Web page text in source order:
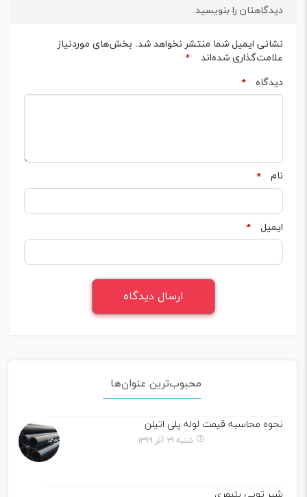
دیدگاهتان را بنویسید
نشانی ایمیل شما منتشر نخواهد شد. بخش‌های موردنیاز
علامت‌گذاری شده‌اند
*
دیدگاه
*
نام *
ایمیل *
محبوب‌ترین عنوان‌ها
نحوه محاسبه قیمت لوله پلی اتیلن
شنبه ۲۹ آذر ۱۳۹۹